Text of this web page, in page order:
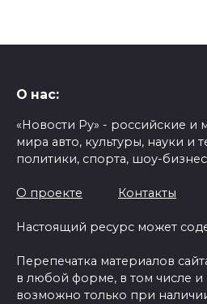
О нас:
«Новости Ру» - российские и
мира авто, культуры, науки и
политики, спорта, шоу-
О проекте Контакты
Настоящий ресурс может
Перепечатка материалов
в любой форме, в том числе
возможно только при